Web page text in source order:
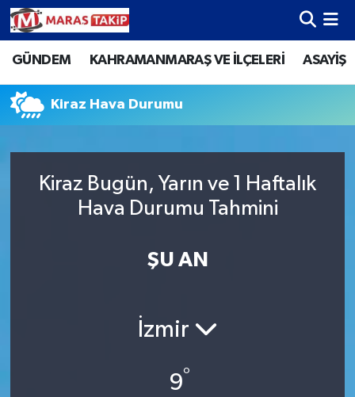
GÜNDEM KAHRAMANMARAŞ VE İLÇELERİ ASAYİŞ
Kiraz Hava Durumu
Kiraz Bugün, Yarın ve 1 Haftalık
Hava Durumu Tahmini
ŞU AN
İzmir
9°
Kahramanmaraş Nöbetçi Eczaneler
Kahramanmaraş Hava Durumu
Kahramanmaraş Trafik Yoğunluk Haritası